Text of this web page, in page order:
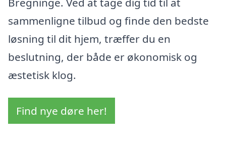
sammenligne tilbud og finde den bedste
løsning til dit hjem, træffer du en
beslutning, der både er økonomisk og
æstetisk klog.
Find nye døre her!